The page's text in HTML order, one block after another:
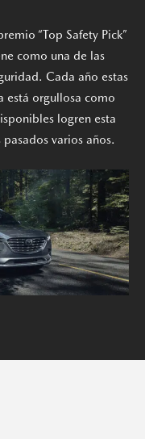
“Top Safety Pick”
como una de las
Cada año estas
está orgullosa como
logren esta
varios años.